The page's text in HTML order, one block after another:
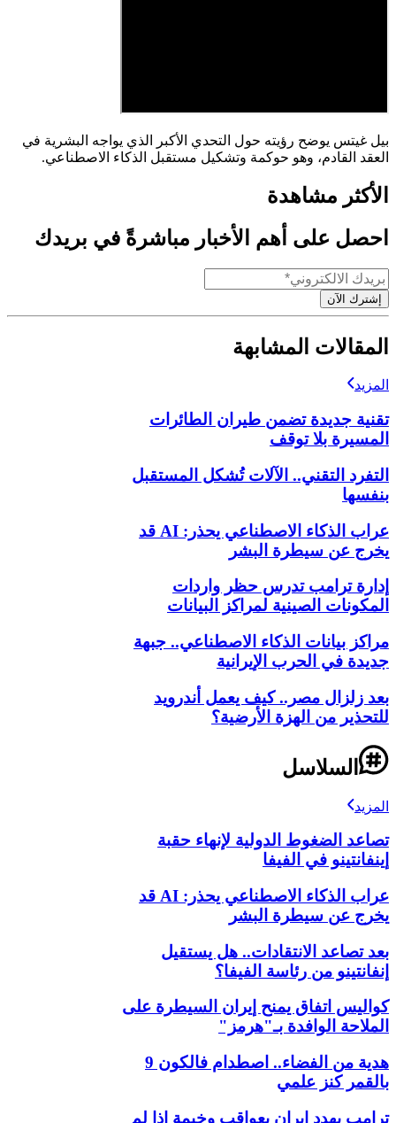
بيل غيتس يوضح رؤيته حول التحدي الأكبر الذي يواجه البشرية في
العقد القادم، وهو حوكمة وتشكيل مستقبل الذكاء الاصطناعي.
الأكثر مشاهدة
احصل على أهم الأخبار مباشرةً في بريدك
إشترك الآن
المقالات المشابهة
المزيد
تقنية جديدة تضمن طيران الطائرات
المسيرة بلا توقف
التفرد التقني.. الآلات تُشكل المستقبل
بنفسها
عراب الذكاء الاصطناعي يحذر: AI قد
يخرج عن سيطرة البشر
إدارة ترامب تدرس حظر واردات
المكونات الصينية لمراكز البيانات
مراكز بيانات الذكاء الاصطناعي.. جبهة
جديدة في الحرب الإيرانية
بعد زلزال مصر.. كيف يعمل أندرويد
للتحذير من الهزة الأرضية؟
السلاسل
المزيد
تصاعد الضغوط الدولية لإنهاء حقبة
إينفانتينو في الفيفا
عراب الذكاء الاصطناعي يحذر: AI قد
يخرج عن سيطرة البشر
بعد تصاعد الانتقادات.. هل يستقيل
إنفانتينو من رئاسة الفيفا؟
كواليس اتفاق يمنح إيران السيطرة على
الملاحة الوافدة بـ"هرمز"
هدية من الفضاء.. اصطدام فالكون 9
بالقمر كنز علمي
ترامب يهدد إيران بعواقب وخيمة إذا لم